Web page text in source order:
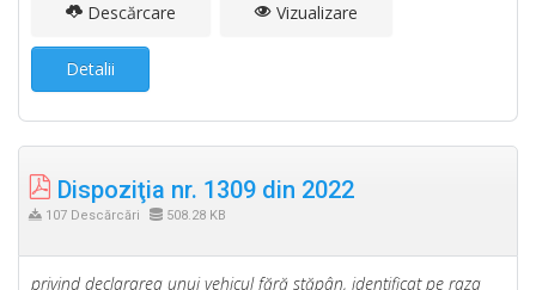
Descărcare Vizualizare
Detalii
Dispoziţia nr. 1309 din 2022
107 Descărcări 508.28 KB
privind declararea unui vehicul fără stăpân, identificat pe raza